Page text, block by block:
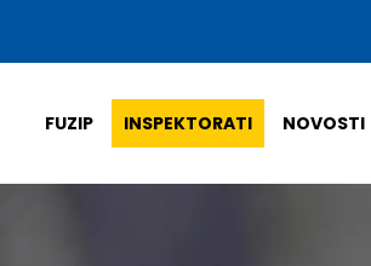
FUZIP INSPEKTORATI NOVOSTI